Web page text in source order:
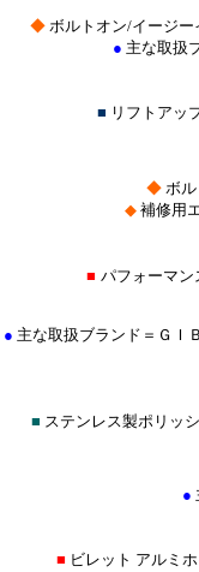
◆ボルトオン/イージー
● 主な取扱
■ リフトアッ
◆ボル
◆ 補修用
■ パフォーマン
● 主な取扱ブランド＝ＧＩ
■ ステンレス製ポリッ
●
■ ビレット アルミ